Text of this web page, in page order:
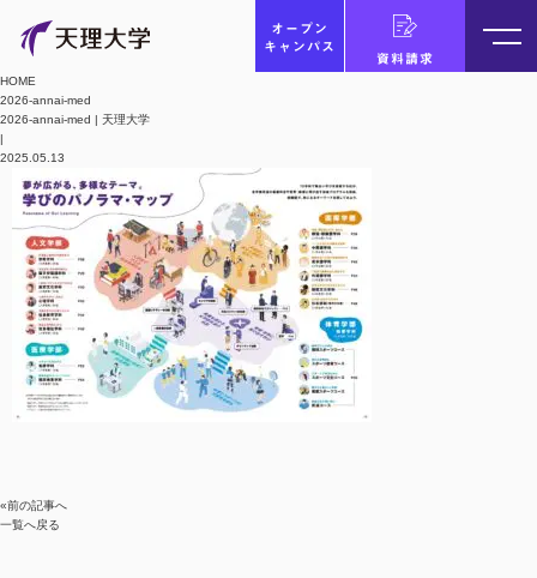
オープン
キャンパス
資料請求
HOME
2026-annai-med
2026-annai-med | 天理大学
|
2025.05.13
«前の記事へ
一覧へ戻る